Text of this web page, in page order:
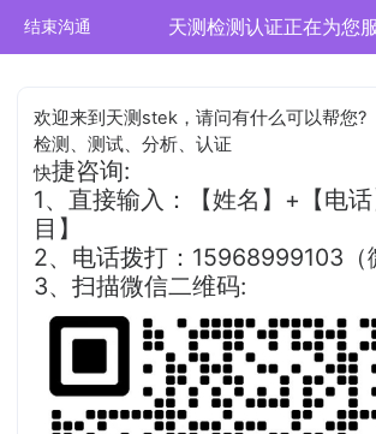
结束沟通 天测检测认证正在为您
欢迎来到天测stek，请问有什么可以帮您?
检测、测试、分析、认证
快捷咨询:
1、直接输入：【姓名】+【电
目】
2、电话拨打：15968999103（
3、扫描微信二维码: